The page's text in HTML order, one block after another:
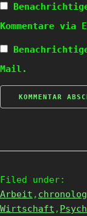
Kommentare via
Mail.
Filed under:
Arbeit ,
Wirtschaft ,